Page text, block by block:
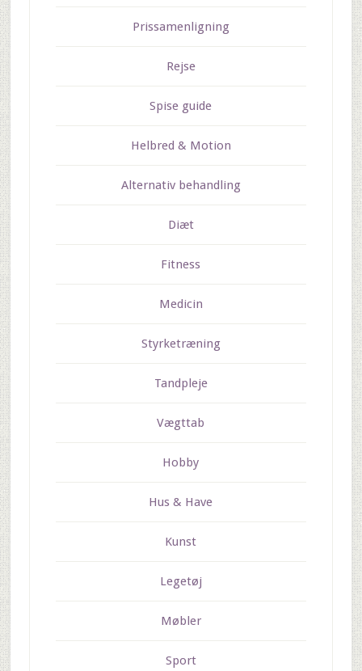
Prissamenligning
Rejse
Spise guide
Helbred & Motion
Alternativ behandling
Diæt
Fitness
Medicin
Styrketræning
Tandpleje
Vægttab
Hobby
Hus & Have
Kunst
Legetøj
Møbler
Sport